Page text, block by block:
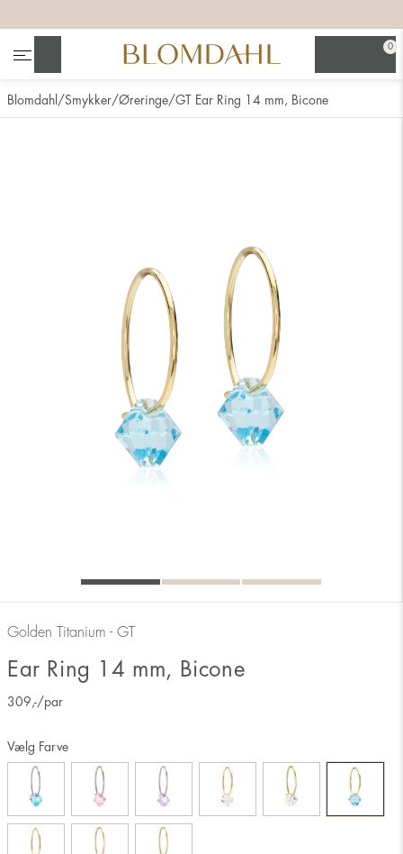
0
Blomdahl Smykker Øreringe GT Ear Ring 14 mm, Bicone
Golden Titanium - GT
Ear Ring 14 mm, Bicone
309 ,-/par
Vælg Farve